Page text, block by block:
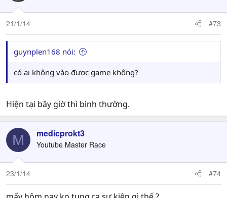
21/1/14 #73
guynplen168 nói:
có ai không vào được game không?
Hiện tại bây giờ thì bình thường.
M medicprokt3
Youtube Master Race
23/1/14 #74